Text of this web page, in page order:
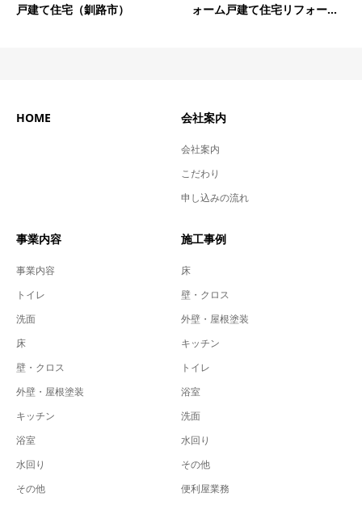
戸建て住宅（釧路市）
ォーム戸建て住宅リフォー...
HOME 会社案内
会社案内
こだわり
申し込みの流れ
事業内容
事業内容
トイレ
洗面
床
壁・クロス
外壁・屋根塗装
キッチン
浴室
水回り
その他
施工事例
床
壁・クロス
外壁・屋根塗装
キッチン
トイレ
浴室
洗面
水回り
その他
便利屋業務